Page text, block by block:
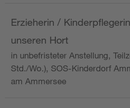
Erzieherin /
unseren Hort
in unbefristeter Anstellung,
Std./Wo.), SOS-Kinderdorf
am Ammersee